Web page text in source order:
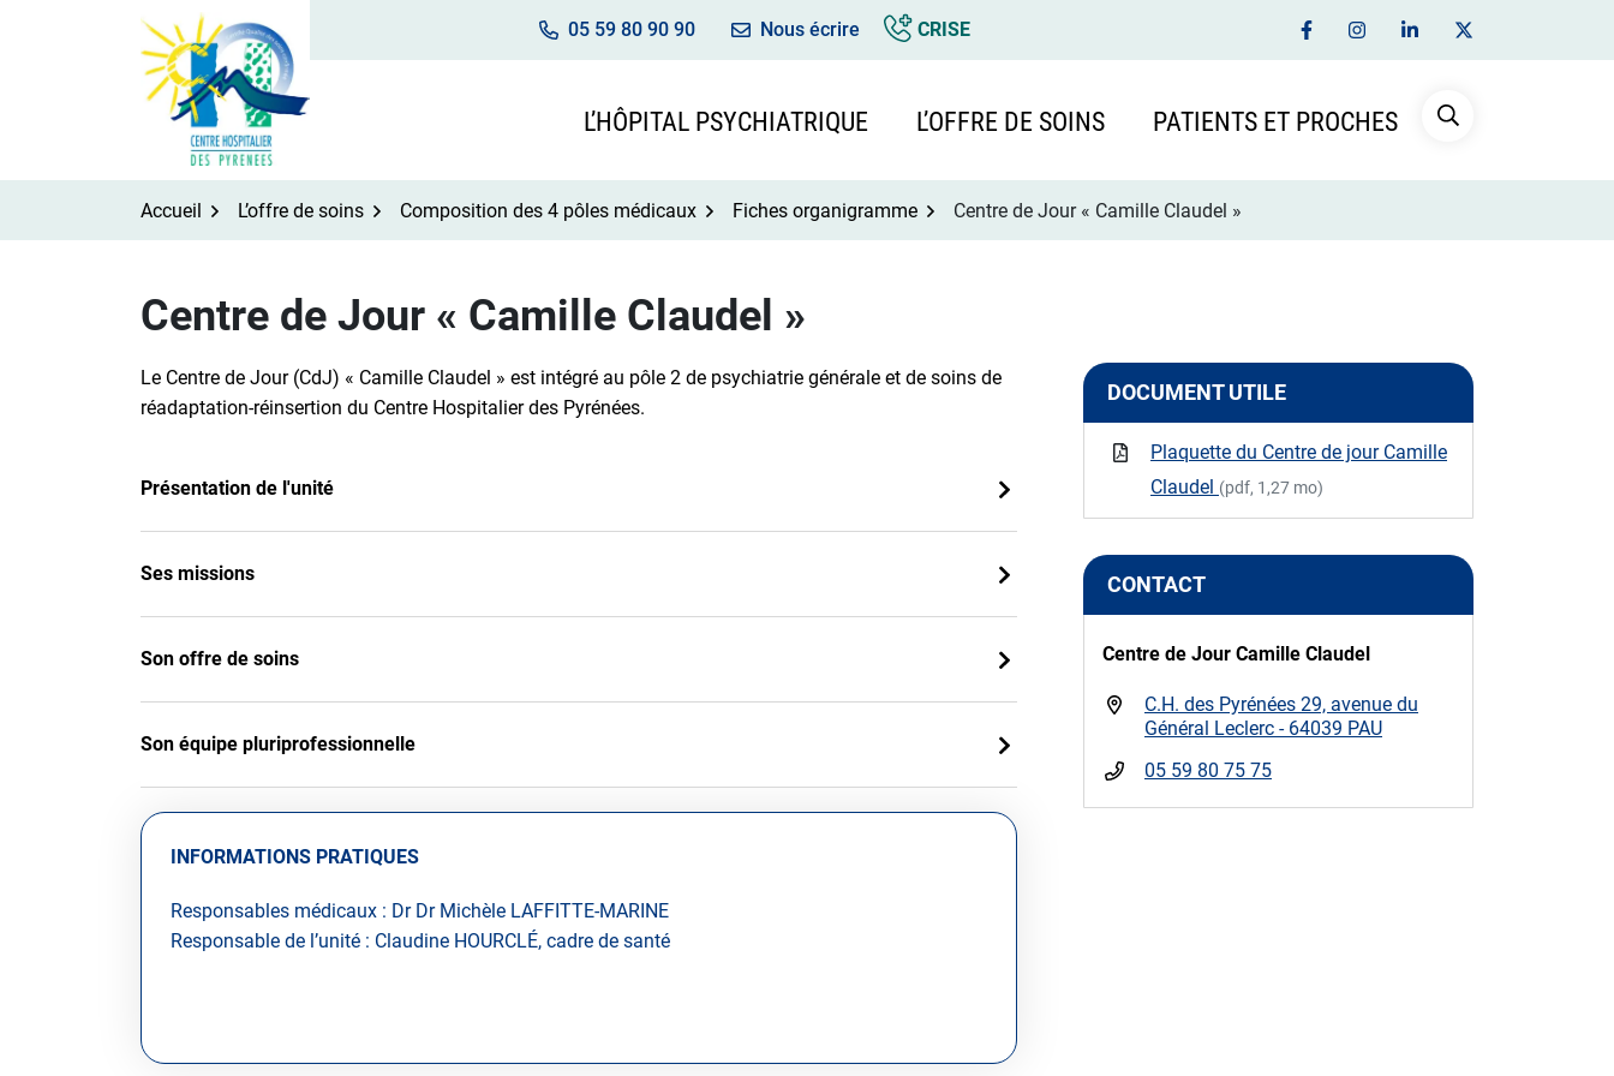
05 59 80 90 90 Nous écrire CRISE Lien vers le compte Facebook
Lien vers le compte Instagram
Lien vers le compte
Lien vers le
L’HÔPITAL PSYCHIATRIQUE L’OFFRE DE SOINS PATIENTS ET PROCHES AFFICHER LA
Accueil L’offre de soins Composition des 4 pôles médicaux Fiches organigramme Centre de Jour « Camille Claudel »
Centre de Jour « Camille Claudel »
Le Centre de Jour (CdJ) « Camille Claudel » est intégré au pôle 2 de psychiatrie générale et de soins de
réadaptation-réinsertion du Centre Hospitalier des Pyrénées.
Présentation de l'unité
Ses missions
Son offre de soins
Son équipe pluriprofessionnelle
INFORMATIONS PRATIQUES
Responsables médicaux : Dr Dr Michèle LAFFITTE-MARINE
Responsable de l’unité : Claudine HOURCLÉ, cadre de santé
DOCUMENT UTILE
Plaquette du Centre de jour Camille
Claudel (pdf, 1,27 mo)
CONTACT
Centre de Jour Camille Claudel
C.H. des Pyrénées 29, avenue du
Général Leclerc - 64039 PAU
05 59 80 75 75